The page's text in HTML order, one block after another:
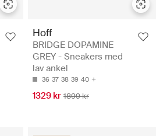
Hoff
BRIDGE DOPAMINE
GREY - Sneakers med
lav ankel
36 37 38 39 40
1329 kr 1899 kr